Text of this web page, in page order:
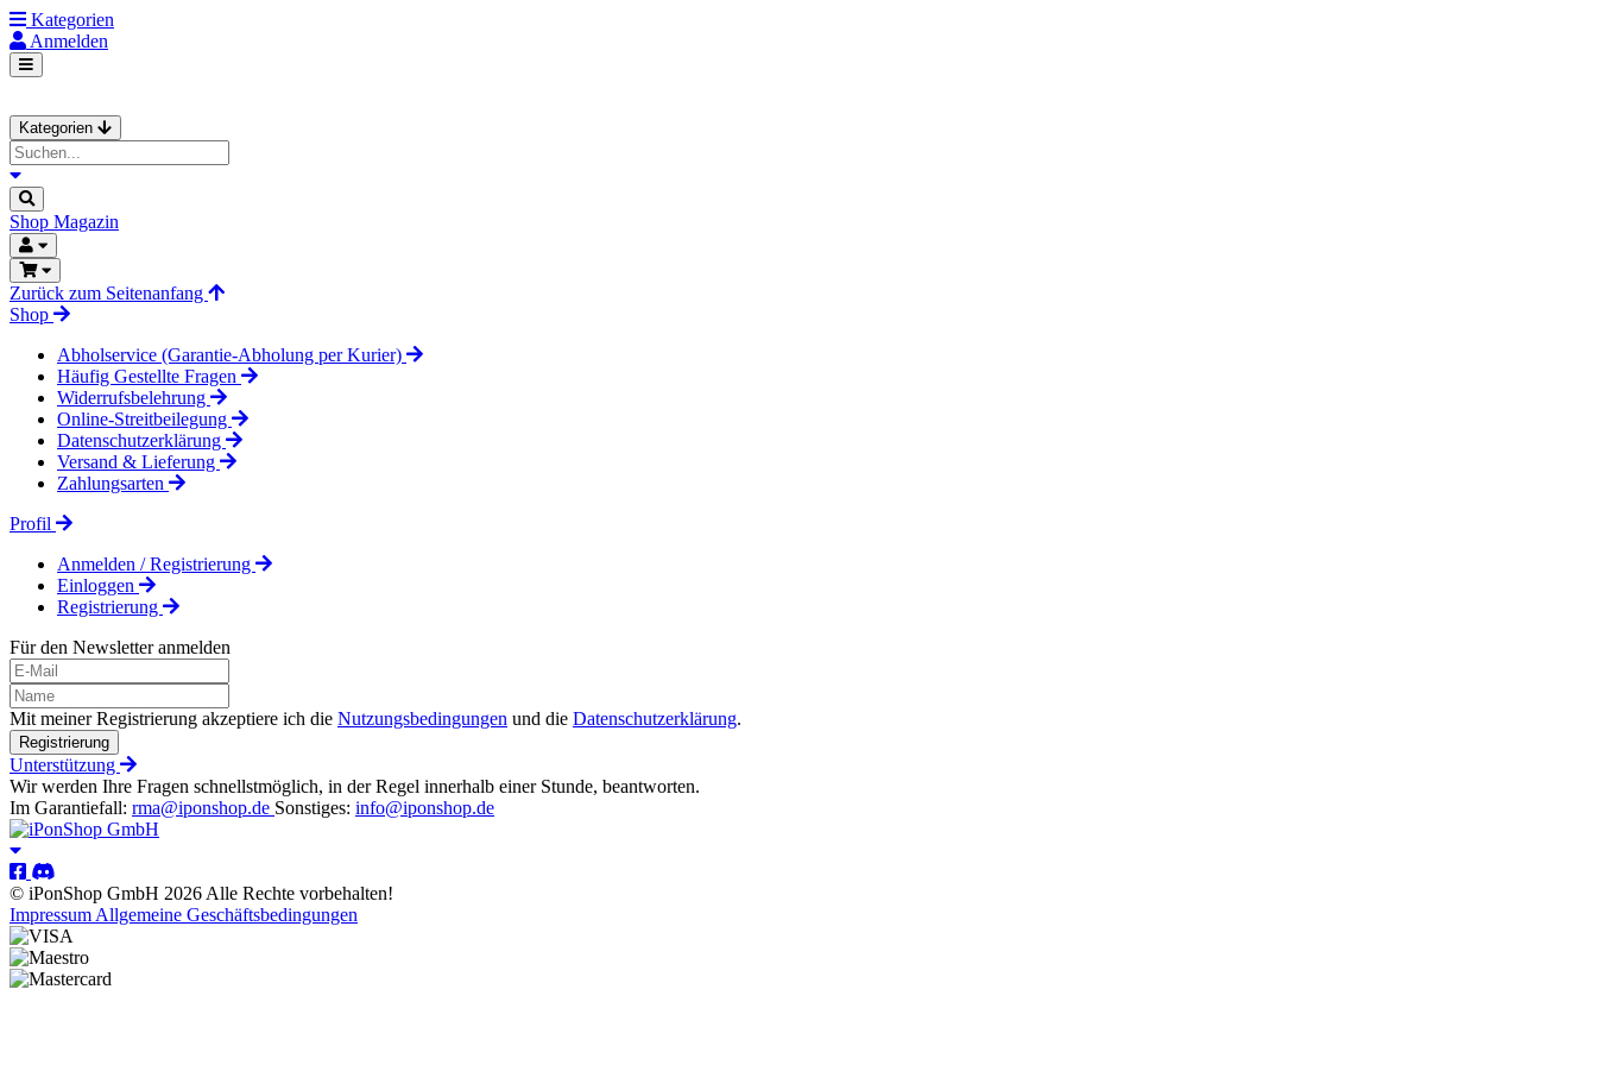
Kategorien
Anmelden
Kategorien
Shop Magazin
Zurück zum Seitenanfang
Shop
Abholservice (Garantie-Abholung per Kurier)
Häufig Gestellte Fragen
Widerrufsbelehrung
Online-Streitbeilegung
Datenschutzerklärung
Versand & Lieferung
Zahlungsarten
Profil
Anmelden / Registrierung
Einloggen
Registrierung
Für den Newsletter anmelden
Mit meiner Registrierung akzeptiere ich die Nutzungsbedingungen und die Datenschutzerklärung.
Registrierung
Unterstützung
Wir werden Ihre Fragen schnellstmöglich, in der Regel innerhalb einer Stunde, beantworten.
Im Garantiefall: rma@iponshop.de Sonstiges: info@iponshop.de
© iPonShop GmbH 2026 Alle Rechte vorbehalten!
Impressum Allgemeine Geschäftsbedingungen